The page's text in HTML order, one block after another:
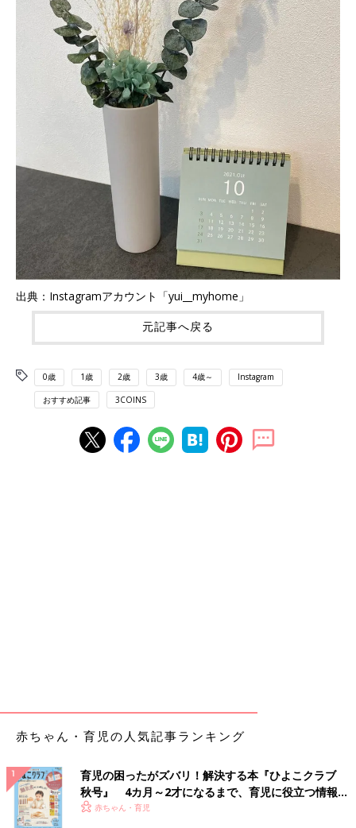
出典：Instagramアカウント「yui__myhome」
元記事へ戻る
0歳 1歳 2歳 3歳 4歳～ Instagram
おすすめ記事 3COINS
赤ちゃん・育児の人気記事ランキング
育児の困ったがズバリ！解決する本『ひよこクラブ
秋号』 4カ月～2才になるまで、育児に役立つ情報が
いっぱい！
赤ちゃん・育児